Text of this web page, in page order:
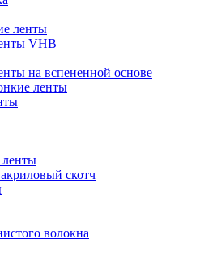
ленты
VHB
на вспененной основе
ленты
ленты
скотч
волокна